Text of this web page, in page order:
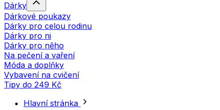
Dárky
Dárkové poukazy
Dárky pro celou rodinu
Dárky pro ni
Dárky pro něho
Na pečení a vaření
Móda a doplňky
Vybavení na cvičení
Tipy do 249 Kč
Hlavní stránka